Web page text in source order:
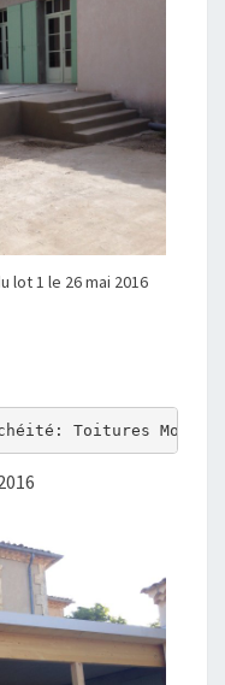
lot 1 le 26 mai 2016
Toitures